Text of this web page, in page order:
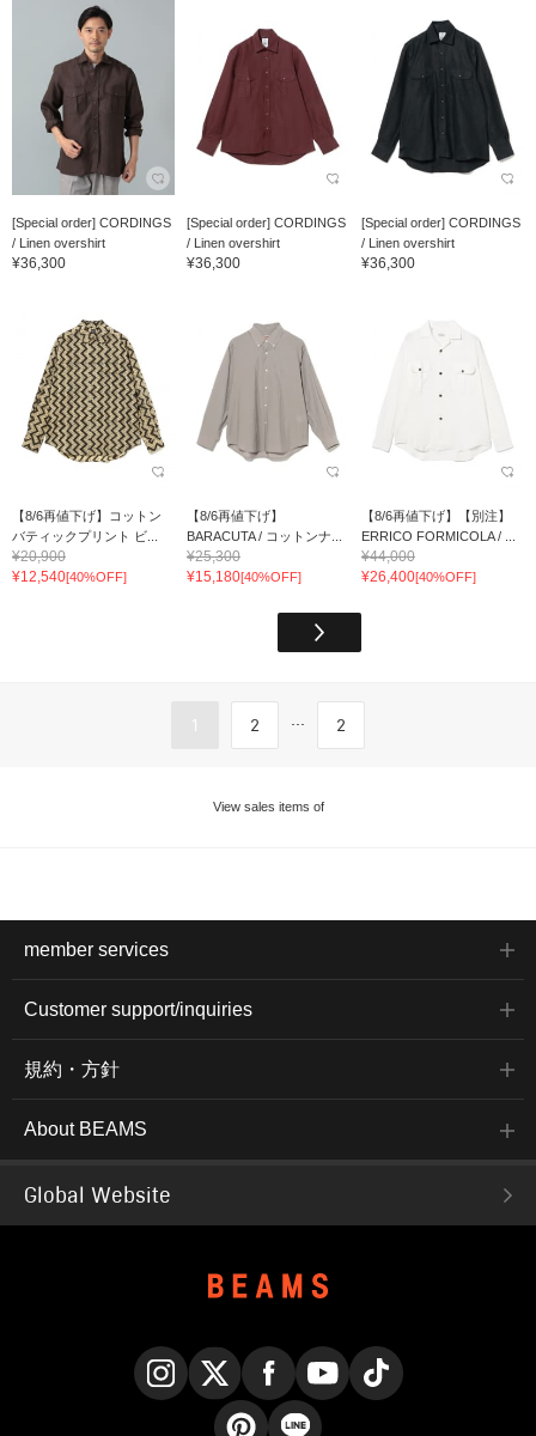
[Special order] CORDINGS
/ Linen overshirt
¥36,300
[Special order] CORDINGS
/ Linen overshirt
¥36,300
[Special order] CORDINGS
/ Linen overshirt
¥36,300
【8/6再値下げ】コットン
バティックプリント ビ...
¥20,900
¥12,540[40%OFF]
【8/6再値下げ】
BARACUTA / コットンナ...
¥25,300
¥15,180[40%OFF]
【8/6再値下げ】【別注】
ERRICO FORMICOLA / ...
¥44,000
¥26,400[40%OFF]
1 2 ... 2
View sales items of
member services
Customer support/inquiries
規約・方針
About BEAMS
Global Website